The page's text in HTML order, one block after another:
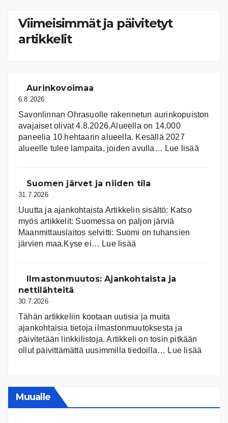
Viimeisimmät ja päivitetyt
artikkelit
Aurinkovoimaa
6.8.2026
Savonlinnan Ohrasuolle rakennetun aurinkopuiston
avajaiset olivat 4.8.2026.Alueella on 14.000
paneelia 10 hehtaarin alueella. Kesällä 2027
alueelle tulee lampaita, joiden avulla… Lue lisää:
Suomen järvet ja niiden tila
31.7.2026
Uuutta ja ajankohtaista Artikkelin sisältö: Katso
myös artikkelit: Suomessa on pal­jon jär­viä
Maanmittauslaitos selvitti: Suomi on tuhansien
järvien maa.Kyse ei… Lue lisää
ja
Ilmastonmuutos: Ajankohtaista ja
nettilähteitä
30.7.2026
Tähän artikkeliin kootaan uutisia ja muita
ajankohtaisia tietoja ilmastonmuutoksesta ja
päivitetään linkkilistoja. Artikkeli on tosin pitkään
ollut päivittämättä uusimmilla tiedoilla… Lue lisää
Muualle